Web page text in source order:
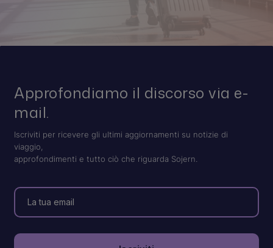
Approfondiamo il discorso via e-
mail.
Iscriviti per ricevere gli ultimi aggiornamenti su notizie di
viaggio,
approfondimenti e tutto ciò che riguarda Sojern.